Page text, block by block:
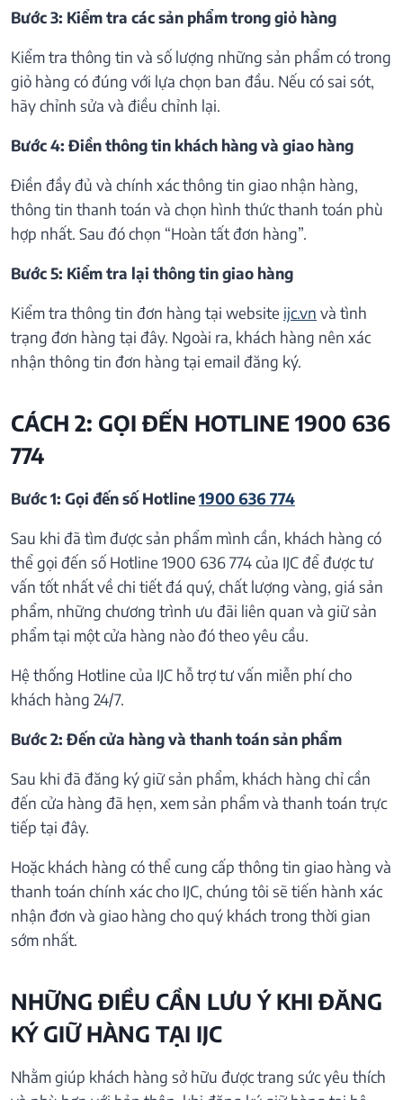
Bước 3: Kiểm tra các sản phẩm trong giỏ hàng
Kiểm tra thông tin và số lượng những sản phẩm có trong
giỏ hàng có đúng với lựa chọn ban đầu. Nếu có sai sót,
hãy chỉnh sửa và điều chỉnh lại.
Bước 4: Điền thông tin khách hàng và giao hàng
Điền đầy đủ và chính xác thông tin giao nhận hàng,
thông tin thanh toán và chọn hình thức thanh toán phù
hợp nhất. Sau đó chọn “Hoàn tất đơn hàng”.
Bước 5: Kiểm tra lại thông tin giao hàng
Kiểm tra thông tin đơn hàng tại website ijc.vn và tình
trạng đơn hàng tại đây. Ngoài ra, khách hàng nên xác
nhận thông tin đơn hàng tại email đăng ký.
CÁCH 2: GỌI ĐẾN HOTLINE 1900 636
774
Bước 1: Gọi đến số Hotline1900 636 774
Sau khi đã tìm được sản phẩm mình cần, khách hàng có
thể gọi đến số Hotline 1900 636 774 của IJC để được tư
vấn tốt nhất về chi tiết đá quý, chất lượng vàng, giá sản
phẩm, những chương trình ưu đãi liên quan và giữ sản
phẩm tại một cửa hàng nào đó theo yêu cầu.
Hệ thống Hotline của IJC hỗ trợ tư vấn miễn phí cho
khách hàng 24/7.
Bước 2: Đến cửa hàng và thanh toán sản phẩm
Sau khi đã đăng ký giữ sản phẩm, khách hàng chỉ cần
đến cửa hàng đã hẹn, xem sản phẩm và thanh toán trực
tiếp tại đây.
Hoặc khách hàng có thể cung cấp thông tin giao hàng và
thanh toán chính xác cho IJC, chúng tôi sẽ tiến hành xác
nhận đơn và giao hàng cho quý khách trong thời gian
sớm nhất.
NHỮNG ĐIỀU CẦN LƯU Ý KHI ĐĂNG
KÝ GIỮ HÀNG TẠI IJC
Nhằm giúp khách hàng sở hữu được trang sức yêu thích